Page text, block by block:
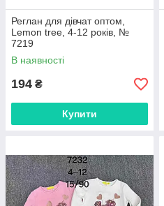
Реглан для дівчат оптом,
Lemon tree, 4-12 років, №
7219
В наявності
194 ₴
Купити